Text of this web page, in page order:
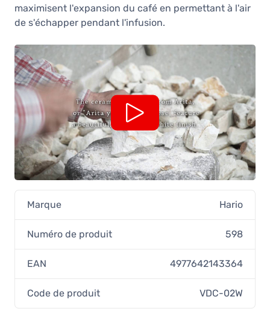
Hario V60 taille 02 porte-filtre en
céramique, bleu turquoise
En stock
Hario V60 taille 02 porte-filtre en
céramique, bleu indigo
28,90 €
En stock
maximisent l'expansion du café en permettant à l'air
de s'échapper pendant l'infusion.
Marque Hario
Numéro de produit 598
EAN 4977642143364
Code de produit VDC-02W